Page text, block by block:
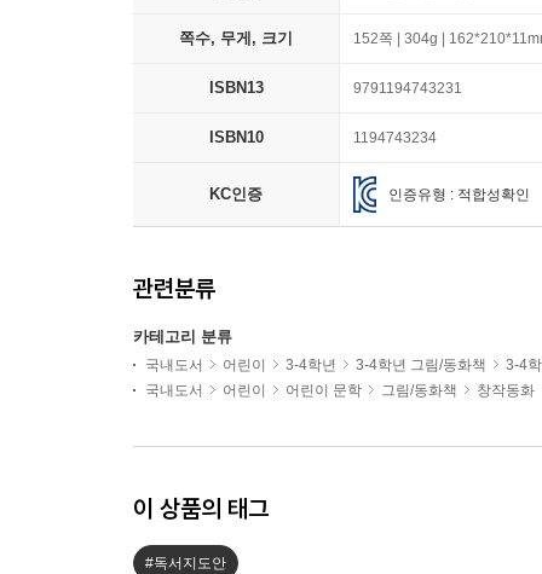
쪽수, 무게, 크기 152쪽 | 304g |
ISBN13 9791194743231
ISBN10 1194743234
KC인증 인증유형 : 적합성확인
관련분류
카테고리 분류
국내도서 어린이 3-4학년 3-4학년 그림/동화책
3-4
국내도서
어린이 어린이 문학 그림/동화책 창작동화
이 상품의 태그
#독서지도안